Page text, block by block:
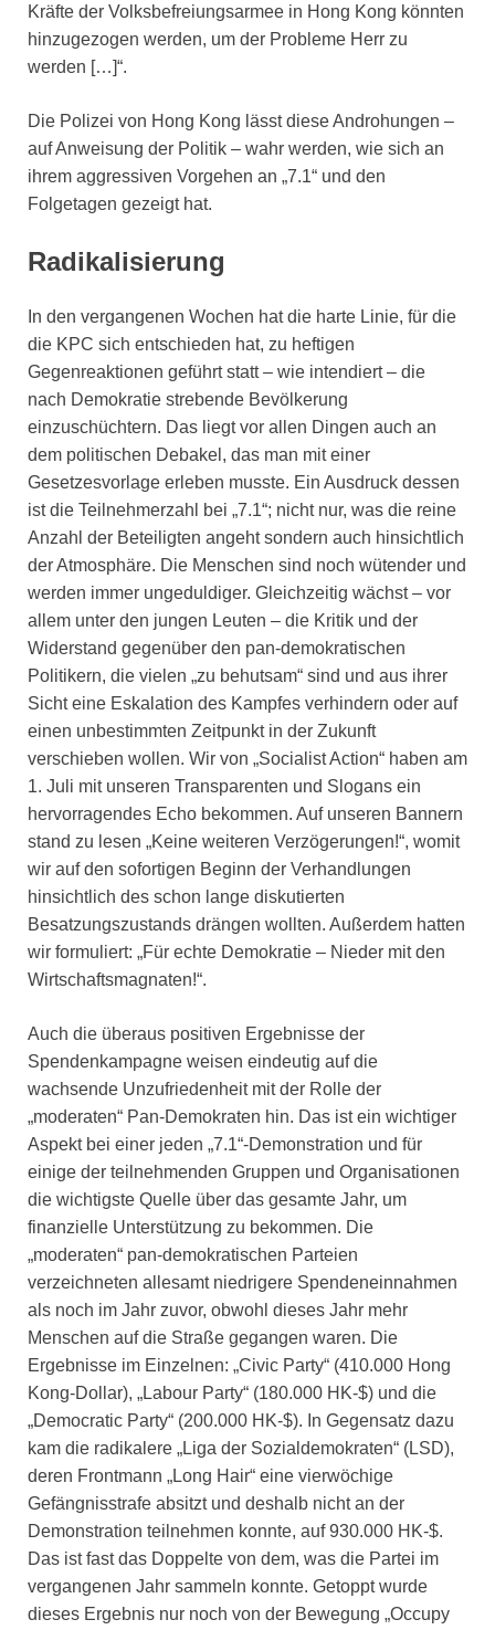
Kräfte der Volksbefreiungsarmee in Hong Kong könnten
hinzugezogen werden, um der Probleme Herr zu
werden […]“.
Die Polizei von Hong Kong lässt diese Androhungen –
auf Anweisung der Politik – wahr werden, wie sich an
ihrem aggressiven Vorgehen an „7.1“ und den
Folgetagen gezeigt hat.
Radikalisierung
In den vergangenen Wochen hat die harte Linie, für die
die KPC sich entschieden hat, zu heftigen
Gegenreaktionen geführt statt – wie intendiert – die
nach Demokratie strebende Bevölkerung
einzuschüchtern. Das liegt vor allen Dingen auch an
dem politischen Debakel, das man mit einer
Gesetzesvorlage erleben musste. Ein Ausdruck dessen
ist die Teilnehmerzahl bei „7.1“; nicht nur, was die reine
Anzahl der Beteiligten angeht sondern auch hinsichtlich
der Atmosphäre. Die Menschen sind noch wütender und
werden immer ungeduldiger. Gleichzeitig wächst – vor
allem unter den jungen Leuten – die Kritik und der
Widerstand gegenüber den pan-demokratischen
Politikern, die vielen „zu behutsam“ sind und aus ihrer
Sicht eine Eskalation des Kampfes verhindern oder auf
einen unbestimmten Zeitpunkt in der Zukunft
verschieben wollen. Wir von „Socialist Action“ haben am
1. Juli mit unseren Transparenten und Slogans ein
hervorragendes Echo bekommen. Auf unseren Bannern
stand zu lesen „Keine weiteren Verzögerungen!“, womit
wir auf den sofortigen Beginn der Verhandlungen
hinsichtlich des schon lange diskutierten
Besatzungszustands drängen wollten. Außerdem hatten
wir formuliert: „Für echte Demokratie – Nieder mit den
Wirtschaftsmagnaten!“.
Auch die überaus positiven Ergebnisse der
Spendenkampagne weisen eindeutig auf die
wachsende Unzufriedenheit mit der Rolle der
„moderaten“ Pan-Demokraten hin. Das ist ein wichtiger
Aspekt bei einer jeden „7.1“-Demonstration und für
einige der teilnehmenden Gruppen und Organisationen
die wichtigste Quelle über das gesamte Jahr, um
finanzielle Unterstützung zu bekommen. Die
„moderaten“ pan-demokratischen Parteien
verzeichneten allesamt niedrigere Spendeneinnahmen
als noch im Jahr zuvor, obwohl dieses Jahr mehr
Menschen auf die Straße gegangen waren. Die
Ergebnisse im Einzelnen: „Civic Party“ (410.000 Hong
Kong-Dollar), „Labour Party“ (180.000 HK-$) und die
„Democratic Party“ (200.000 HK-$). In Gegensatz dazu
kam die radikalere „Liga der Sozialdemokraten“ (LSD),
deren Frontmann „Long Hair“ eine vierwöchige
Gefängnisstrafe absitzt und deshalb nicht an der
Demonstration teilnehmen konnte, auf 930.000 HK-$.
Das ist fast das Doppelte von dem, was die Partei im
vergangenen Jahr sammeln konnte. Getoppt wurde
dieses Ergebnis nur noch von der Bewegung „Occupy